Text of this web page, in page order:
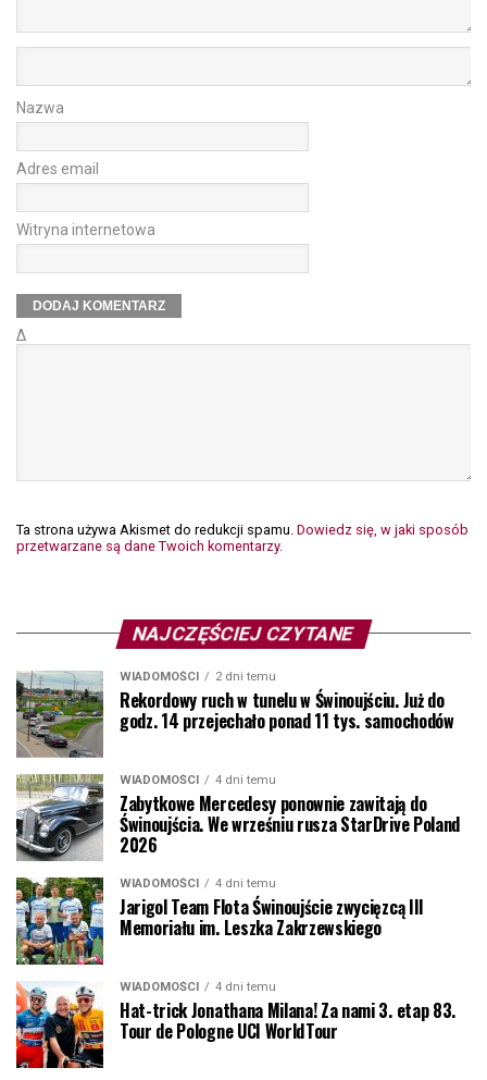
Nazwa
Adres email
Witryna internetowa
Δ
Ta strona używa Akismet do redukcji spamu. Dowiedz się, w jaki sposób
przetwarzane są dane Twoich komentarzy.
NAJCZĘŚCIEJ CZYTANE
WIADOMOŚCI 2 dni temu
Rekordowy ruch w tunelu w Świnoujściu. Już do
godz. 14 przejechało ponad 11 tys. samochodów
WIADOMOŚCI 4 dni temu
Zabytkowe Mercedesy ponownie zawitają do
Świnoujścia. We wrześniu rusza StarDrive Poland
2026
WIADOMOŚCI 4 dni temu
Jarigol Team Flota Świnoujście zwycięzcą III
Memoriału im. Leszka Zakrzewskiego
WIADOMOŚCI 4 dni temu
Hat-trick Jonathana Milana! Za nami 3. etap 83.
Tour de Pologne UCI WorldTour